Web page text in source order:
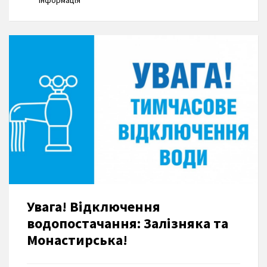
Увага! Відключення
водопостачання: Залізняка та
Монастирська!